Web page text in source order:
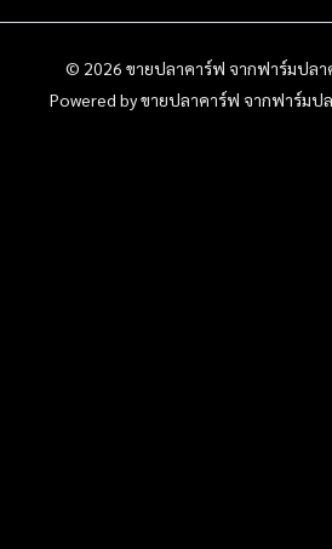
© 2026 ขายปลาคาร์ฟ จากฟาร์มปลา
Powered by ขายปลาคาร์ฟ จากฟาร์มป